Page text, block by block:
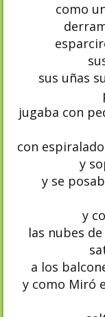
como
sus uñas
jugaba con
con
y
y se
y
las nubes
a los
y como Miró